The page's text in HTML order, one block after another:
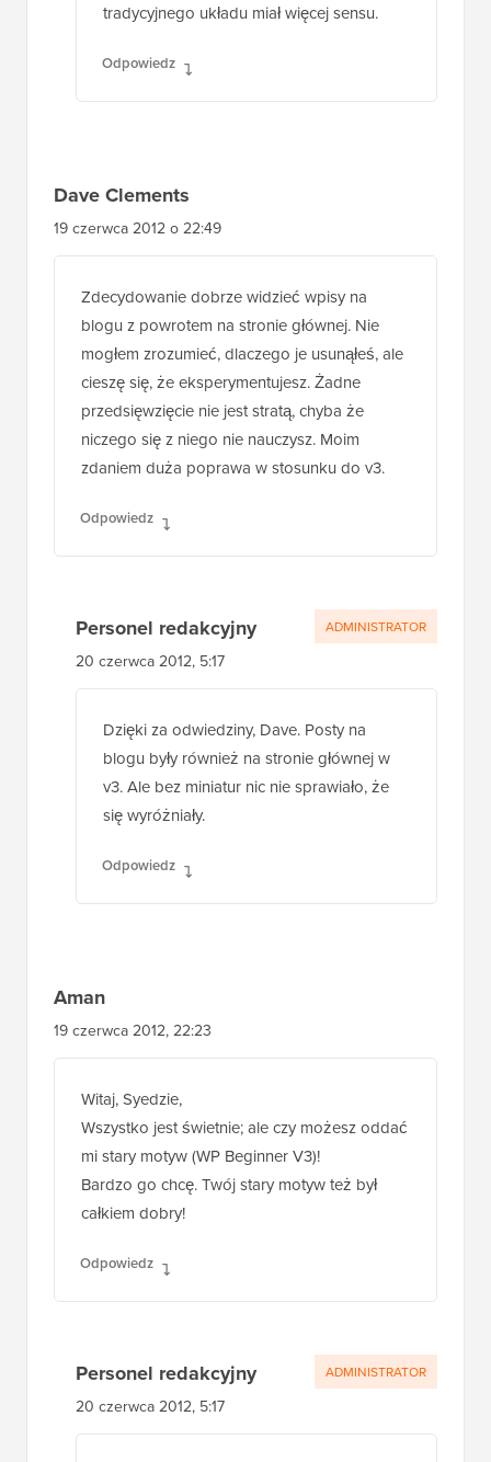
tradycyjnego układu miał więcej sensu.
Odpowiedz
Dave Clements
19 czerwca 2012 o 22:49
Zdecydowanie dobrze widzieć wpisy na
blogu z powrotem na stronie głównej. Nie
mogłem zrozumieć, dlaczego je usunąłeś, ale
cieszę się, że eksperymentujesz. Żadne
przedsięwzięcie nie jest stratą, chyba że
niczego się z niego nie nauczysz. Moim
zdaniem duża poprawa w stosunku do v3.
Odpowiedz
Personel redakcyjny
20 czerwca 2012, 5:17
Dzięki za odwiedziny, Dave. Posty na
blogu były również na stronie głównej w
v3. Ale bez miniatur nic nie sprawiało, że
się wyróżniały.
Odpowiedz
ADMINISTRATOR
Aman
19 czerwca 2012, 22:23
Witaj, Syedzie,
Wszystko jest świetnie; ale czy możesz oddać
mi stary motyw (WP Beginner V3)!
Bardzo go chcę. Twój stary motyw też był
całkiem dobry!
Odpowiedz
Personel redakcyjny
20 czerwca 2012, 5:17
ADMINISTRATOR